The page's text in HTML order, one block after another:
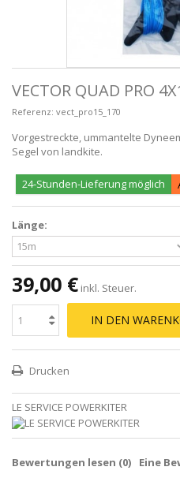
VECTOR QUAD PRO
Referenz: vect_pro15_170
Vorgestreckte, ummantelte
Segel von landkite.
24-Stunden-Lieferung möglich
Länge:
39,00 € inkl. Steuer.
IN DEN
Drucken
LE SERVICE POWERKITER
Bewertungen lesen (0) Eine